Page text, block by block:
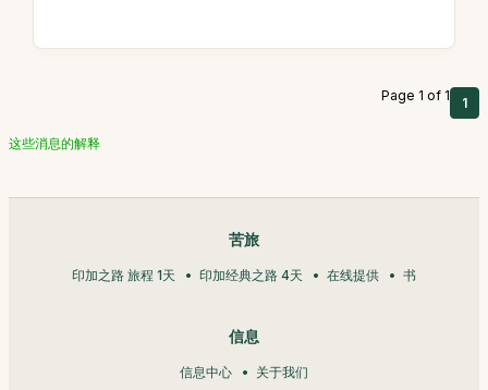
Page 1 of 1 1
这些消息的解释
苦旅
印加之路 旅程 1天 印加经典之路 4天 在线提供 书
信息
信息中心 关于我们